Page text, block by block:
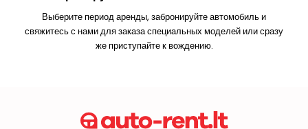
Выберите период аренды, забронируйте автомобиль и
свяжитесь с нами для заказа специальных моделей или сразу
же приступайте к вождению.